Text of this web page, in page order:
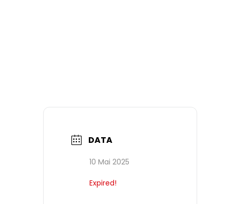
DATA
10 Mai 2025
Expired!